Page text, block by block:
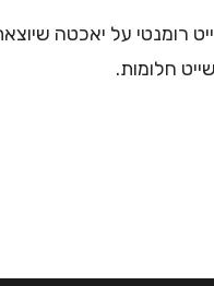
רומנטי על יאכטה
חלומות.